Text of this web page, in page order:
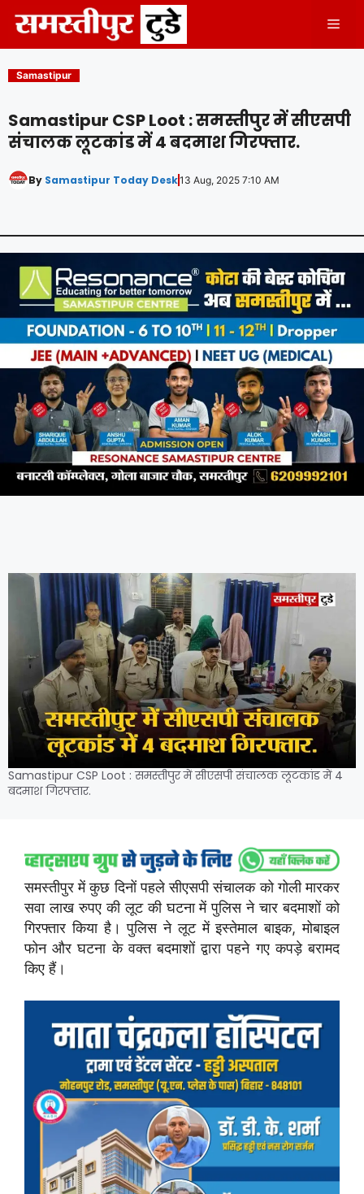
content
Samastipur
Samastipur CSP Loot : समस्तीपुर में सीएसपी
संचालक लूटकांड में 4 बदमाश गिरफ्तार.
By Samastipur Today Desk13 Aug, 2025 7:10 AM
Samastipur CSP Loot : समस्तीपुर में सीएसपी संचालक लूटकांड में 4
बदमाश गिरफ्तार.
समस्तीपुर में कुछ दिनों पहले सीएसपी संचालक को गोली मारकर
सवा लाख रुपए की लूट की घटना में पुलिस ने चार बदमाशों को
गिरफ्तार किया है। पुलिस ने लूट में इस्तेमाल बाइक, मोबाइल
फोन और घटना के वक्त बदमाशों द्वारा पहने गए कपड़े बरामद
किए हैं।